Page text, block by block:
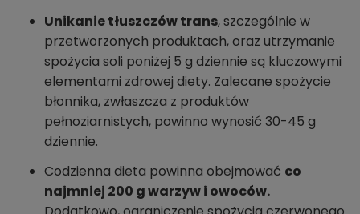
Unikanie tłuszczów trans, szczególnie w
przetworzonych produktach, oraz utrzymanie
spożycia soli poniżej 5 g dziennie są kluczowymi
elementami zdrowej diety. Zalecane spożycie
błonnika, zwłaszcza z produktów
pełnoziarnistych, powinno wynosić 30-45 g
dziennie.
Codzienna dieta powinna obejmować co
najmniej 200 g warzyw i owoców.